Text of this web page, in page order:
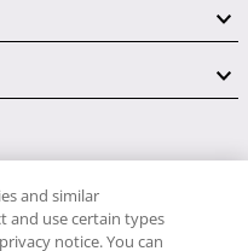
CON NOSOTROS
and similar
and use certain types
notice. You can